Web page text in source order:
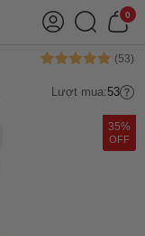
0
Lượt mua:53
35%
OFF